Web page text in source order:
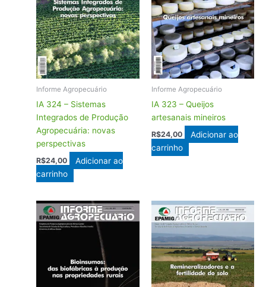
Informe Agropecuário
IA 324 – Sistemas
Integrados de Produção
Agropecuária: novas
perspectivas
R$24,00
Adicionar ao
carrinho
Informe Agropecuário
IA 323 – Queijos
artesanais mineiros
R$24,00
Adicionar ao
carrinho